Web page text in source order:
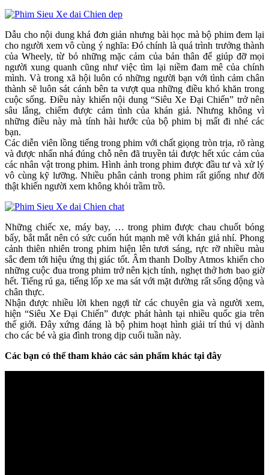
Dẫu cho nội dung khá đơn giản nhưng bài học mà bộ phim đem lại
cho người xem vô cùng ý nghĩa: Đó chính là quá trình trưởng thành
của Wheely, từ bỏ những mặc cảm của bản thân để giúp đỡ mọi
người xung quanh cũng như việc tìm lại niềm đam mê của chính
mình. Và trong xã hội luôn có những người bạn với tình cảm chân
thành sẽ luôn sát cánh bên ta vượt qua những điều khó khăn trong
cuộc sống. Điều này khiến nội dung “Siêu Xe Đại Chiến” trở nên
sâu lắng, chiếm được cảm tình của khán giả. Nhưng không vì
những điều này mà tính hài hước của bộ phim bị mất đi nhé các
bạn.
Các diễn viên lồng tiếng trong phim với chất giọng tròn trịa, rõ ràng
và được nhấn nhá đúng chỗ nên đã truyền tải được hết xúc cảm của
các nhân vật trong phim. Hình ảnh trong phim được đầu tư và xử lý
vô cùng kỹ lưỡng. Nhiều phân cảnh trong phim rất giống như đời
thật khiến người xem không khỏi trầm trồ.
Những chiếc xe, máy bay, … trong phim được chau chuốt bóng
bẩy, bắt mắt nên có sức cuốn hút mạnh mẽ với khán giả nhí. Phong
cảnh thiên nhiên trong phim hiện lên tươi sáng, rực rỡ nhiều màu
sắc đem tới hiệu ứng thị giác tốt. Âm thanh Dolby Atmos khiến cho
những cuộc đua trong phim trở nên kịch tính, nghẹt thở hơn bao giờ
hết. Tiếng rú ga, tiếng lốp xe ma sát với mặt đường rất sống động và
chân thực.
Nhận được nhiều lời khen ngợi từ các chuyên gia và người xem,
hiện “Siêu Xe Đại Chiến” được phát hành tại nhiều quốc gia trên
thế giới. Đây xứng đáng là bộ phim hoạt hình giải trí thú vị dành
cho các bé và gia đình trong dịp cuối tuần này.
Các bạn có thể tham khảo các sản phẩm khác tại đây